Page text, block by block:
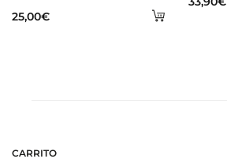
Añadir
25,00€
CARRITO